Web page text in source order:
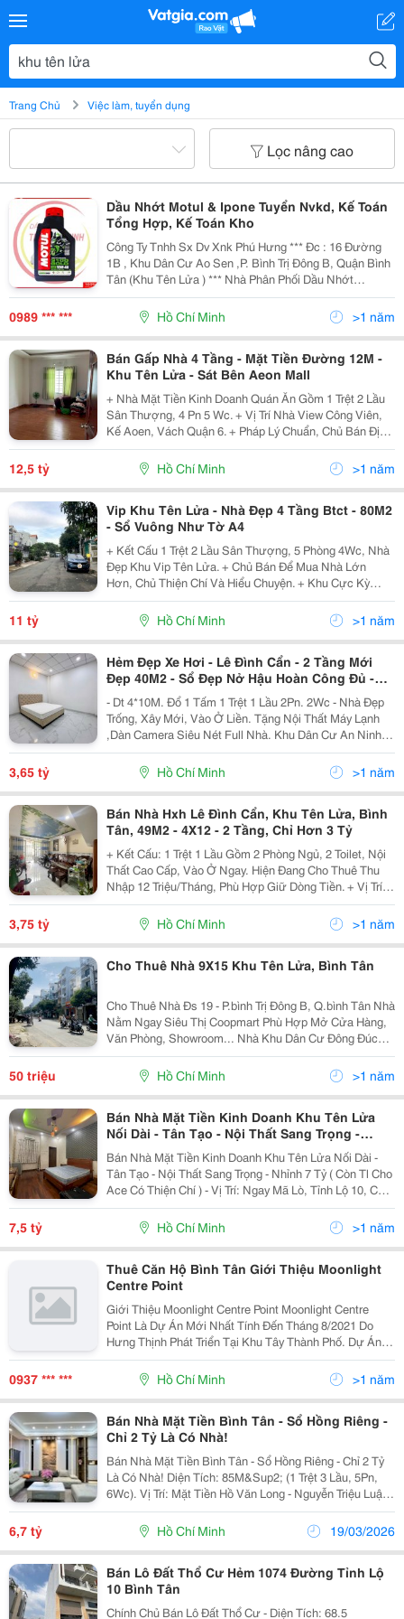
Trang Chủ Việc làm, tuyển dụng
Lọc nâng cao
Dầu Nhớt Motul & Ipone Tuyển Nvkd, Kế Toán
Tổng Hợp, Kế Toán Kho
Công Ty Tnhh Sx Dv Xnk Phú Hưng *** Đc : 16 Đường
1B , Khu Dân Cư Ao Sen ,P. Bình Trị Đông B, Quận Bình
Tân (Khu Tên Lửa ) *** Nhà Phân Phối Dầu Nhớt
Motul&Amp; Ipone (Khu Vực Hcm) Cần Tuyển Các Vị Trí
Sau : 1) 01 Trưởng Nhóm Sale, Có Kinh...
0989 *** *** Hồ Chí Minh >1 năm
Bán Gấp Nhà 4 Tầng - Mặt Tiền Đường 12M -
Khu Tên Lửa - Sát Bên Aeon Mall
+ Nhà Mặt Tiền Kinh Doanh Quán Ăn Gồm 1 Trệt 2 Lầu
Sân Thượng, 4 Pn 5 Wc. + Vị Trí Nhà View Công Viên,
Kế Aoen, Vách Quận 6. + Pháp Lý Chuẩn, Chủ Bán Định
Cư Gấp + Liên Hệ: 0942741786 Quyên Quyên - Chuyên
Nhà Đẹp
12,5 tỷ Hồ Chí Minh >1 năm
Vip Khu Tên Lửa - Nhà Đẹp 4 Tầng Btct - 80M2
- Sổ Vuông Như Tờ A4
+ Kết Cấu 1 Trệt 2 Lầu Sân Thượng, 5 Phòng 4Wc, Nhà
Đẹp Khu Vip Tên Lửa. + Chủ Bán Để Mua Nhà Lớn
Hơn, Chủ Thiện Chí Và Hiểu Chuyện. + Khu Cực Kỳ
Phát Triển Và Sầm Uất. + Sổ Hồng Riêng, Hoàn Công
Đầy Đủ + Liên Hệ: 0942741786 Quyên Quyên -...
11 tỷ Hồ Chí Minh >1 năm
Hẻm Đẹp Xe Hơi - Lê Đình Cẩn - 2 Tầng Mới
Đẹp 40M2 - Sổ Đẹp Nở Hậu Hoàn Công Đủ -
Giá 3.65T
- Dt 4*10M. Đổ 1 Tấm 1 Trệt 1 Lầu 2Pn. 2Wc - Nhà Đẹp
Trống, Xây Mới, Vào Ở Liền. Tặng Nội Thất Máy Lạnh
,Dàn Camera Siêu Nét Full Nhà. Khu Dân Cư An Ninh. -
Vị Trí Đẹp Hxh Thoáng, Gần Trường Học, Bệnh Viện,
Giáp Khu Tên Lửa - Aeon Mall, Gần Chợ...
3,65 tỷ Hồ Chí Minh >1 năm
Bán Nhà Hxh Lê Đình Cẩn, Khu Tên Lửa, Bình
Tân, 49M2 - 4X12 - 2 Tầng, Chỉ Hơn 3 Tỷ
+ Kết Cấu: 1 Trệt 1 Lầu Gồm 2 Phòng Ngủ, 2 Toilet, Nội
Thất Cao Cấp, Vào Ở Ngay. Hiện Đang Cho Thuê Thu
Nhập 12 Triệu/Tháng, Phù Hợp Giữ Dòng Tiền. + Vị Trí:
Hẻm Xe Hơi Tránh, Thông Tứ Hướng. Gần Tỉnh Lộ 10,
Mã Lò, Lê Văn Quới, Ngay Khu Tên Lửa. +...
3,75 tỷ Hồ Chí Minh >1 năm
Cho Thuê Nhà 9X15 Khu Tên Lửa, Bình Tân
Cho Thuê Nhà Đs 19 - P.bình Trị Đông B, Q.bình Tân Nhà
Nằm Ngay Siêu Thị Coopmart Phù Hợp Mở Cửa Hàng,
Văn Phòng, Showroom... Nhà Khu Dân Cư Đông Đúc
Pháp Lý: Sổ Hồng Diện Tích: 9X15=135M Giá Thuê: 50
Triệu/Tháng ( Tl ) Liên Hệ:...
50 triệu Hồ Chí Minh >1 năm
Bán Nhà Mặt Tiền Kinh Doanh Khu Tên Lửa
Nối Dài - Tân Tạo - Nội Thất Sang Trọng -
Nhỉnh 7 Tỷ ( Còn Tl Cho Ace Có Thiện Chí )
Bán Nhà Mặt Tiền Kinh Doanh Khu Tên Lửa Nối Dài -
Tân Tạo - Nội Thất Sang Trọng - Nhỉnh 7 Tỷ ( Còn Tl Cho
Ace Có Thiện Chí ) - Vị Trí: Ngay Mã Lò, Tỉnh Lộ 10, Chợ
Bình Trị Đông, Khu Tên Lửa Nối Dài, Thuận Tiện Di
Chuyển Sang Quận Tân Phú, Quận 6,...
7,5 tỷ Hồ Chí Minh >1 năm
Thuê Căn Hộ Bình Tân Giới Thiệu Moonlight
Centre Point
Giới Thiệu Moonlight Centre Point Moonlight Centre
Point Là Dự Án Mới Nhất Tính Đến Tháng 8/2021 Do
Hưng Thịnh Phát Triển Tại Khu Tây Thành Phố. Dự Án
Tọa Lạc Ngay Trung Tâm Khu Tên Lửa Sầm Uất Nhất
Bình Tân. Thông Tin Tổng Quan Dự Án Căn Hộ...
0937 *** *** Hồ Chí Minh >1 năm
Bán Nhà Mặt Tiền Bình Tân - Sổ Hồng Riêng -
Chỉ 2 Tỷ Là Có Nhà!
Bán Nhà Mặt Tiền Bình Tân - Sổ Hồng Riêng - Chỉ 2 Tỷ
Là Có Nhà! Diện Tích: 85M&Sup2; (1 Trệt 3 Lầu, 5Pn,
6Wc). Vị Trí: Mặt Tiền Hồ Văn Long - Nguyễn Triệu Luật
(Cách Chợ Tân Tạo 50M). Ưu Điểm: Đường 10M, Gần
Ubnd, Aeon Mall, Khu Tên Lửa. Cực...
6,7 tỷ Hồ Chí Minh 19/03/2026
Bán Lô Đất Thổ Cư Hẻm 1074 Đường Tỉnh Lộ
10 Bình Tân
Chính Chủ Bán Lô Đất Thổ Cư - Diện Tích: 68.5